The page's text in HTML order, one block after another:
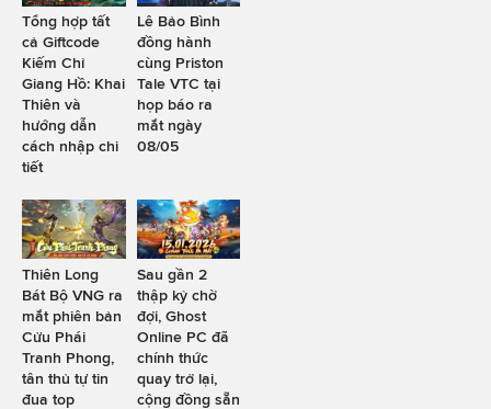
Tổng hợp tất
cả Giftcode
Kiếm Chỉ
Giang Hồ: Khai
Thiên và
hướng dẫn
cách nhập chi
tiết
Lê Bảo Bình
đồng hành
cùng Priston
Tale VTC tại
họp báo ra
mắt ngày
08/05
Thiên Long
Bát Bộ VNG ra
mắt phiên bản
Cửu Phái
Tranh Phong,
tân thủ tự tin
đua top
Sau gần 2
thập kỷ chờ
đợi, Ghost
Online PC đã
chính thức
quay trở lại,
cộng đồng sẵn